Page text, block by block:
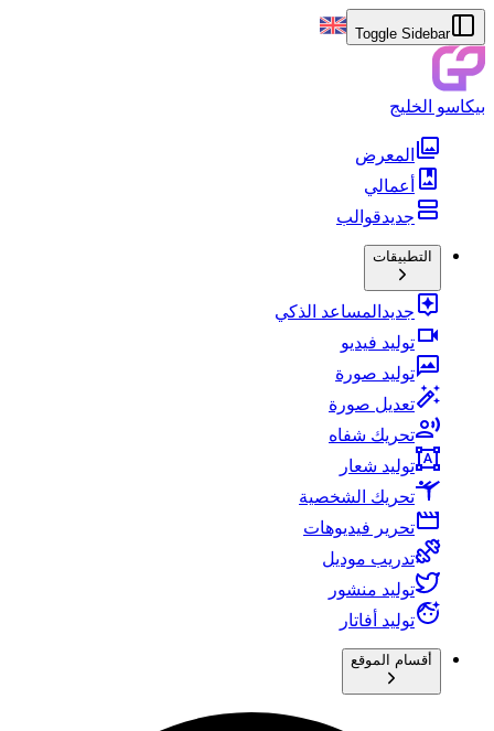
Toggle Sidebar
بيكاسو الخليج
المعرض
أعمالي
جديدقوالب
التطبيقات
جديد المساعد الذكي
توليد فيديو
توليد صورة
تعديل صورة
تحريك شفاه
توليد شعار
تحريك الشخصية
تحرير فيديوهات
تدريب موديل
توليد منشور
توليد أفاتار
أقسام الموقع